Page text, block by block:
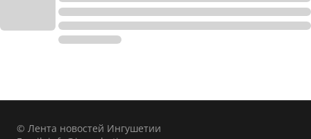
© Лента новостей Ингушетии